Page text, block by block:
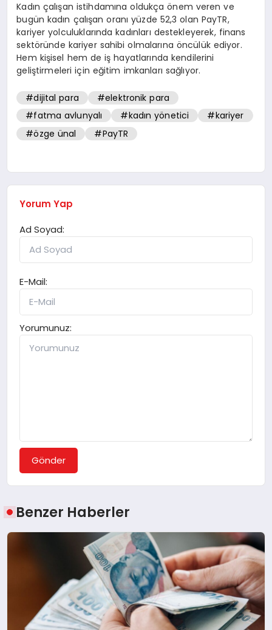
Kadın çalışan istihdamına oldukça önem veren ve
bugün kadın çalışan oranı yüzde 52,3 olan PayTR,
kariyer yolculuklarında kadınları destekleyerek, finans
sektöründe kariyer sahibi olmalarına öncülük ediyor.
Hem kişisel hem de iş hayatlarında kendilerini
geliştirmeleri için eğitim imkanları sağlıyor.
#dijital para
#elektronik para
#fatma avlunyalı
#kadın yönetici
#kariyer
#özge ünal
#PayTR
Yorum Yap
Ad Soyad:
E-Mail:
Yorumunuz:
Gönder
Benzer Haberler